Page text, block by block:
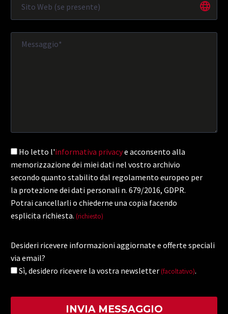
Ho letto l'informativa privacye acconsento alla
memorizzazione dei miei dati nel vostro archivio
secondo quanto stabilito dal regolamento europeo per
la protezione dei dati personali n. 679/2016, GDPR.
Potrai cancellarli o chiederne una copia facendo
esplicita richiesta. (richiesto)
Desideri ricevere informazioni aggiornate e offerte speciali
via email?
Sì, desidero ricevere la vostra newsletter (facoltativo).